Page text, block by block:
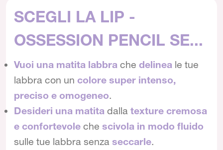
SCEGLI LA LIP -
OSSESSION PENCIL SE...
Vuoi una matita labbra che delinea le tue
labbra con un colore super intenso,
preciso e omogeneo.
Desideri una matita dalla texture cremosa
e confortevole che scivola in modo fluido
sulle tue labbra senza seccarle.